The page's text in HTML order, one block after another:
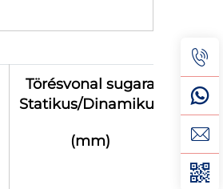
Törésvonal sugara
Statikus/Dinamikus
(mm)